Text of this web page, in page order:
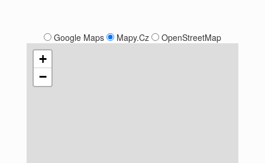
Google Maps Mapy.Cz OpenStreetMap
+
−